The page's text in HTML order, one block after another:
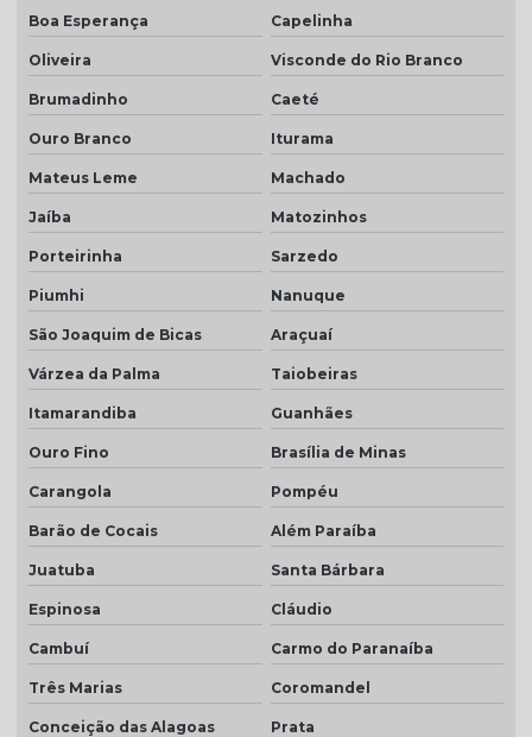
Boa Esperança Capelinha
Oliveira Visconde do Rio Branco
Brumadinho Caeté
Ouro Branco Iturama
Mateus Leme Machado
Jaíba Matozinhos
Porteirinha Sarzedo
Piumhi Nanuque
São Joaquim de Bicas Araçuaí
Várzea da Palma Taiobeiras
Itamarandiba Guanhães
Ouro Fino Brasília de Minas
Carangola Pompéu
Barão de Cocais Além Paraíba
Juatuba Santa Bárbara
Espinosa Cláudio
Cambuí Carmo do Paranaíba
Três Marias Coromandel
Conceição das Alagoas Prata